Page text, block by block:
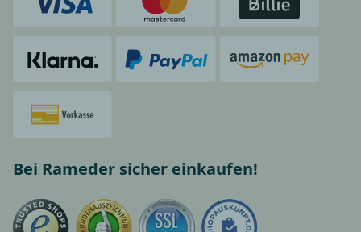
Bei Rameder sicher einkaufen!